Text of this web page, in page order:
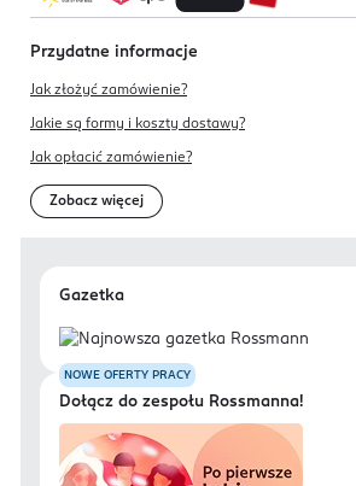
Przydatne informacje
Jak złożyć zamówienie?
Jakie są formy i koszty dostawy?
Jak opłacić zamówienie?
Zobacz więcej
Gazetka
NOWE OFERTY PRACY
Dołącz do zespołu Rossmanna!